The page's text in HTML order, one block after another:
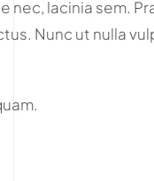
nec, lacinia sem.
Nunc ut nulla